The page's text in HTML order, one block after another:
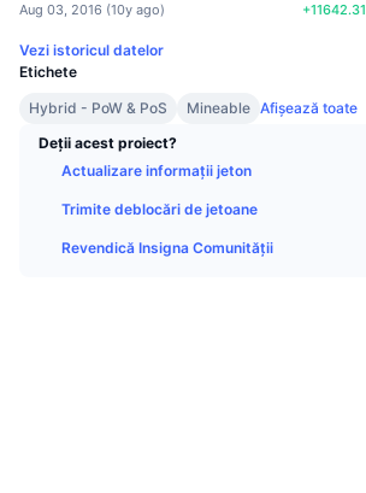
Aug 03, 2016 (10y ago) +11642.31
Vezi istoricul datelor
Etichete
Hybrid - PoW & PoS
Mineable Afișează toate
Deții acest proiect?
Actualizare informații jeton
Trimite deblocări de jetoane
Revendică Insigna Comunității